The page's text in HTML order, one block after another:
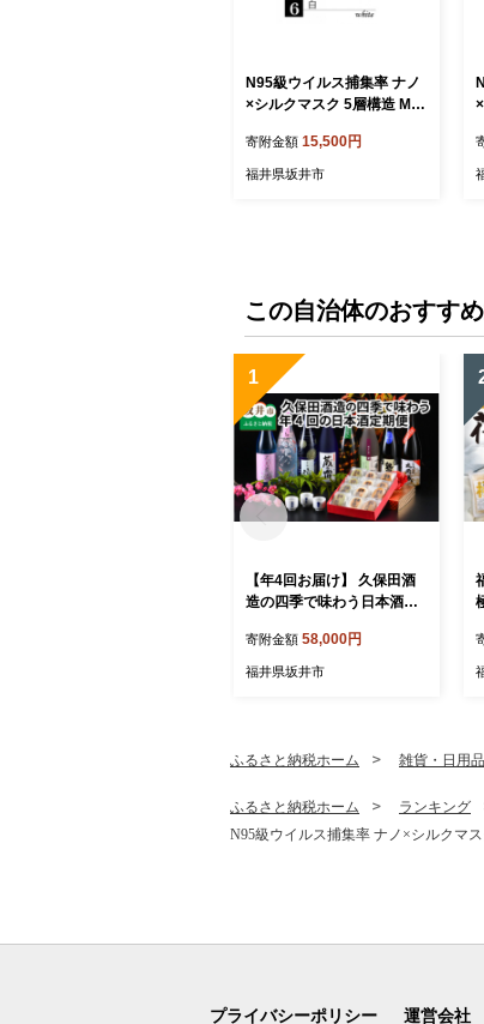
N95級ウイルス捕集率 ナノ
×シルクマスク 5層構造 Mサ
6]
寄附金額 15,500円
福井県坂井市
この自治体のおすす
1
【年4回お届け】 久保田酒
造の四季で味わう日本酒定
ケ付き～ 定期便 純米吟醸
純米原酒 純米吟醸生貯蔵原
ル 米どころ 冷蔵保存 ギフ
寄附金額 58,000円
福井県坂井市
ふるさと納税ホーム 雑貨・日用品
ふるさと納税ホーム ランキング
N95級ウイルス捕集率 ナノ×シルクマ
プライバシーポリシー 運営会社